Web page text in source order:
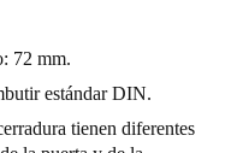
72 mm.
estándar DIN.
tienen diferentes